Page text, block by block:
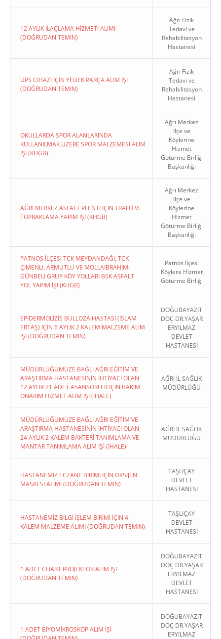
12 AYLIK İLAÇLAMA HİZMETİ ALIMI
(DOĞRUDAN TEMIN)
Ağrı Fizik
Tedavi ve
Rehabilitasyon
Hastanesi
UPS CİHAZI İÇİN YEDEK PARÇA ALIM İŞİ
(DOĞRUDAN TEMIN)
Ağrı Fizik
Tedavi ve
Rehabilitasyon
Hastanesi
OKULLARDA SPOR ALANLARINDA
KULLANILMAK ÜZERE SPOR MALZEMESI ALIM
IŞI (KHGB)
Ağrı Merkez
İlçe ve
Köylerine
Hizmet
Götürme Birliği
Başkanlığı
AĞRI MERKEZ ASFALT PLENTI IÇIN TRAFO VE
TOPRAKLAMA YAPIM IŞI (KHGB)
Ağrı Merkez
İlçe ve
Köylerine
Hizmet
Götürme Birliği
Başkanlığı
PATNOS İLÇESI TCK MEYDANDAĞI, TCK
ÇIMENLI, ARMUTLU VE MOLLAIBRAHIM-
GÜNBELI GRUP KÖY YOLLARI BSK ASFALT
YOL YAPIM İŞI (KHGB)
Patnos İlçesi
Köylere Hizmet
Götürme Birliği
EPİDERMOLİZİS BULLOZA HASTASI (İSLAM
ERTAŞ) İÇİN 6 AYLIK 2 KALEM MALZEME ALIM
İŞİ (DOĞRUDAN TEMIN)
DOĞUBAYAZIT
DOÇ DR.YAŞAR
ERYILMAZ
DEVLET
HASTANESİ
MÜDÜRLÜĞÜMÜZE BAĞLI AĞRI EĞİTİM VE
ARAŞTIRMA HASTANESİNİN İHTİYACI OLAN
12 AYLIK 21 ADET ASANSÖRLER İÇİN BAKIM
ONARIM HİZMET ALIM İŞİ (İHALE)
AĞRI İL SAĞLIK
MÜDÜRLÜĞÜ
MÜDÜRLÜĞÜMÜZE BAĞLI AĞRI EĞİTİM VE
ARAŞTIRMA HASTANESİNİN İHTİYACI OLAN
24 AYLIK 2 KALEM BAKTERİ TANIMLAMA VE
MANTAR TANIMLAMA ALIM İŞİ (İHALE)
AĞRI İL SAĞLIK
MÜDÜRLÜĞÜ
HASTANEMİZ ECZANE BİRİMİ İÇİN OKSİJEN
MASKESİ ALIMI (DOĞRUDAN TEMIN)
TAŞLIÇAY
DEVLET
HASTANESİ
HASTANEMİZ BİLGİ İŞLEM BİRİMİ İÇİN 4
KALEM MALZEME ALIMI (DOĞRUDAN TEMIN)
TAŞLIÇAY
DEVLET
HASTANESİ
1 ADET CHART PROJEKTÖR ALIM İŞİ
(DOĞRUDAN TEMIN)
DOĞUBAYAZIT
DOÇ DR.YAŞAR
ERYILMAZ
DEVLET
HASTANESİ
1 ADET BİYOMİKROSKOP ALIM İŞİ
DOĞUBAYAZIT
DOÇ DR.YAŞAR
ERYILMAZ